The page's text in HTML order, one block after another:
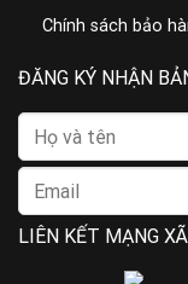
Chính sách bảo
ĐĂNG KÝ NHẬN
LIÊN KẾT MẠNG XÃ